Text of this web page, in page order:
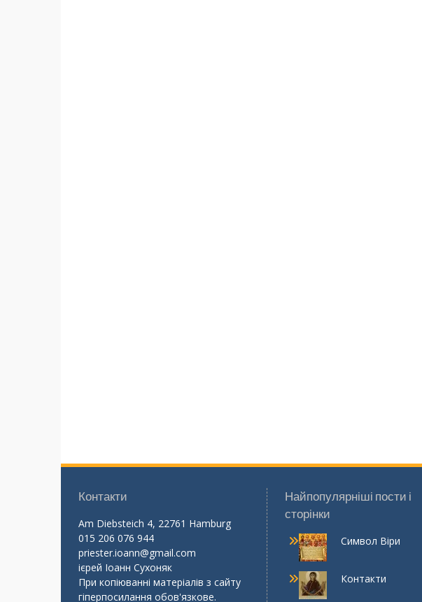
Контакти
Am Diebsteich 4, 22761 Hamburg
015 206 076 944
priester.ioann@gmail.com
ієрей Іоанн Сухоняк
При копіюванні матеріалів з сайту
гіперпосилання обов'язкове.
Найпопулярніші пости і
сторінки
Символ Віри
Контакти